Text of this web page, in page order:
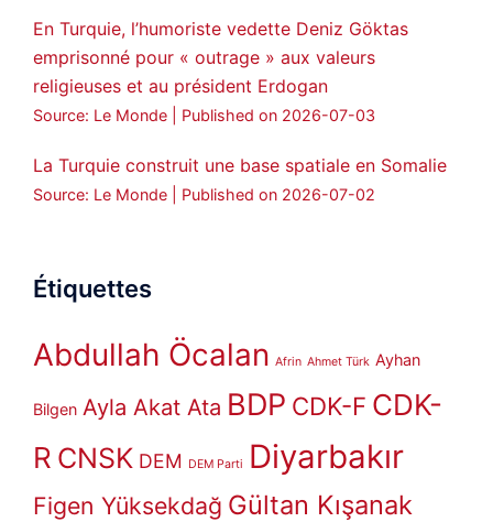
En Turquie, l’humoriste vedette Deniz Göktas
emprisonné pour « outrage » aux valeurs
religieuses et au président Erdogan
Source: Le Monde Published on 2026-07-03
La Turquie construit une base spatiale en Somalie
Source: Le Monde Published on 2026-07-02
Étiquettes
Abdullah Öcalan Afrin Ahmet Türk Ayhan
Bilgen Ayla Akat Ata BDP CDK-F CDK-
R CNSK DEM DEM Parti Diyarbakır
Figen Yüksekdağ Gültan Kışanak